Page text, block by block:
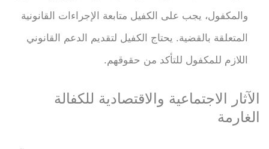
والمكفول، يجب على الكفيل متابعة الإجراءات القانونية
المتعلقة بالقضية. يحتاج الكفيل لتقديم الدعم القانوني
اللازم للمكفول للتأكد من حقوقهم.
الآثار الاجتماعية والاقتصادية للكفالة
الغارمة